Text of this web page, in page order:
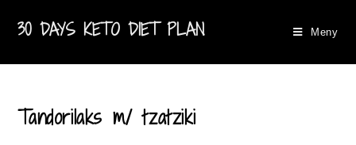
30 DAYS KETO DIET PLAN Meny
Tandorilaks m/ tzatziki